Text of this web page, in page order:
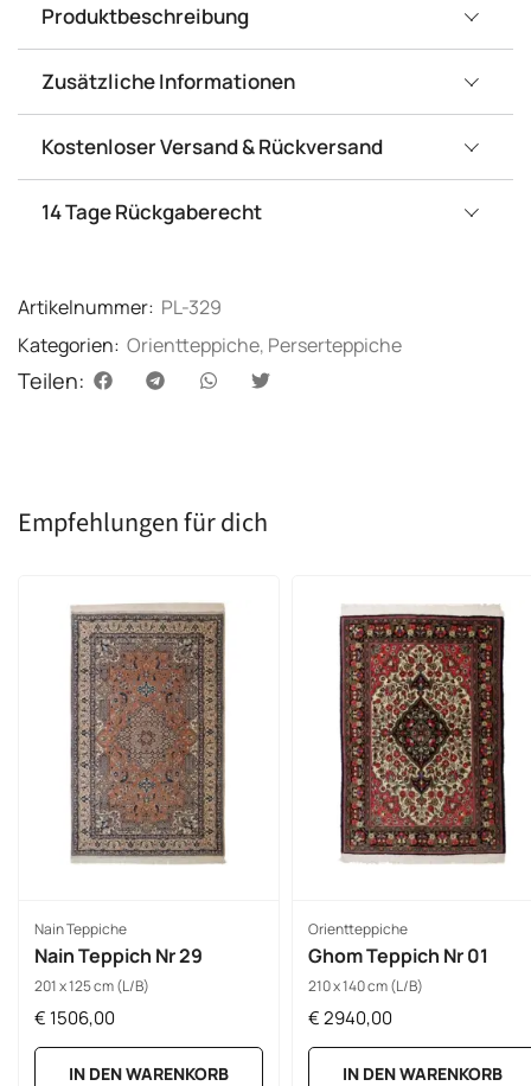
Produktbeschreibung
Zusätzliche Informationen
Kostenloser Versand & Rückversand
14 Tage Rückgaberecht
Artikelnummer: PL-329
Kategorien: Orientteppiche, Perserteppiche
Teilen:
Empfehlungen für dich
Nain Teppiche
Nain Teppich Nr 29
201 x 125 cm (L/B)
€ 1506,00
IN DEN WARENKORB
Orientteppiche
Ghom Teppich Nr 01
210 x 140 cm (L/B)
€2940,00
IN DEN WARENKORB